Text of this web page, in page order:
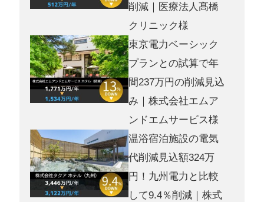
削減｜医療法人髙橋
クリニック様
東京電力ベーシック
プランとの試算で年
間237万円の削減見込
み｜株式会社エムア
ンドエムサービス様
温浴宿泊施設の電気
代削減見込額324万
円！九州電力と比較
して9.4％削減｜株式